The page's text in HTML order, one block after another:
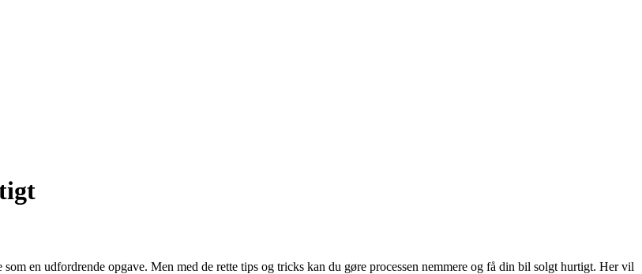
en udfordrende opgave. Men med de rette tips og tricks kan du gøre processen nemmere og få din bil solgt hurtigt. Her vil